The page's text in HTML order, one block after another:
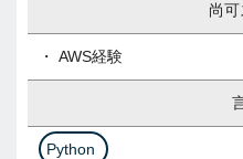
尚
・ AWS経験
Python